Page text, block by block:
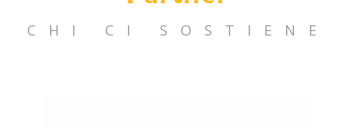
CHI CI SOSTIENE